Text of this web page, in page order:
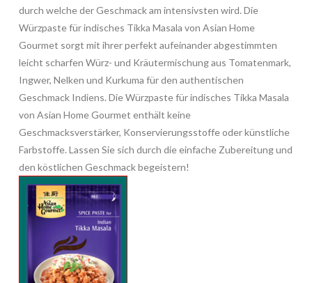
durch welche der Geschmack am intensivsten wird. Die
Würzpaste für indisches Tikka Masala von Asian Home
Gourmet sorgt mit ihrer perfekt aufeinander abgestimmten
leicht scharfen Würz- und Kräutermischung aus Tomatenmark,
Ingwer, Nelken und Kurkuma für den authentischen
Geschmack Indiens. Die Würzpaste für indisches Tikka Masala
von Asian Home Gourmet enthält keine
Geschmacksverstärker, Konservierungsstoffe oder künstliche
Farbstoffe. Lassen Sie sich durch die einfache Zubereitung und
den köstlichen Geschmack begeistern!